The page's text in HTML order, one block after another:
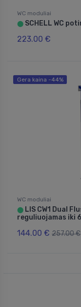
WC moduliai
⬤ SCHELL WC
223.00 €
Gera kaina -44%
WC moduliai
⬤ LIS CW1 Dual
reguliuojamas iki
144.00 € 257.00 €